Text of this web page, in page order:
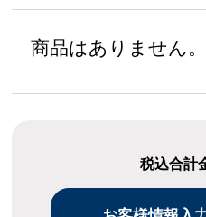
商品はありません。
税込合計